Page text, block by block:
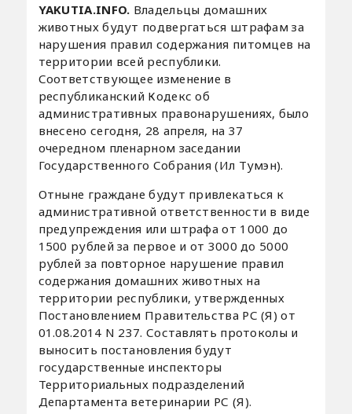
YAKUTIA.INFO. Владельцы домашних
животных будут подвергаться штрафам за
нарушения правил содержания питомцев на
территории всей республики.
Соответствующее изменение в
республиканский Кодекс об
административных правонарушениях, было
внесено сегодня, 28 апреля, на 37
очередном пленарном заседании
Государственного Собрания (Ил Тумэн).
Отныне граждане будут привлекаться к
административной ответственности в виде
предупреждения или штрафа от 1000 до
1500 рублей за первое и от 3000 до 5000
рублей за повторное нарушение правил
содержания домашних животных на
территории республики, утвержденных
Постановлением Правительства РС (Я) от
01.08.2014 N 237. Составлять протоколы и
выносить постановления будут
государственные инспекторы
Территориальных подразделений
Департамента ветеринарии РС (Я).